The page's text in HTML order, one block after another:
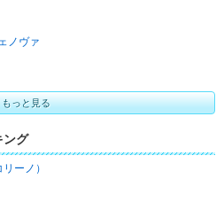
ノヴァ
もっと見る
ング
ーノ）